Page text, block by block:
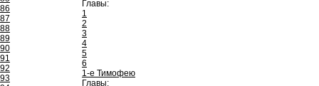
86
87
88
89
90
91
92
93
Главы:
1
2
3
4
5
6
1-е Тимофею
Главы: